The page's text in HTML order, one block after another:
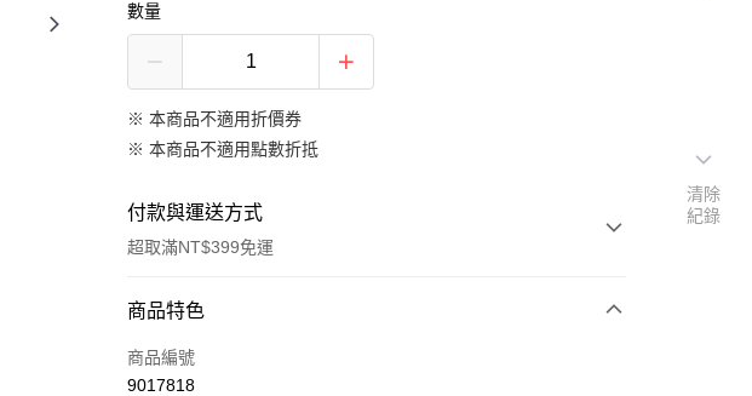
數量
※ 本商品不適用折價券
※ 本商品不適用點數折抵
付款與運送方式
超取滿NT$399免運
付款方式
信用卡一次付款
商品特色
商品編號
9017818
清除
紀錄